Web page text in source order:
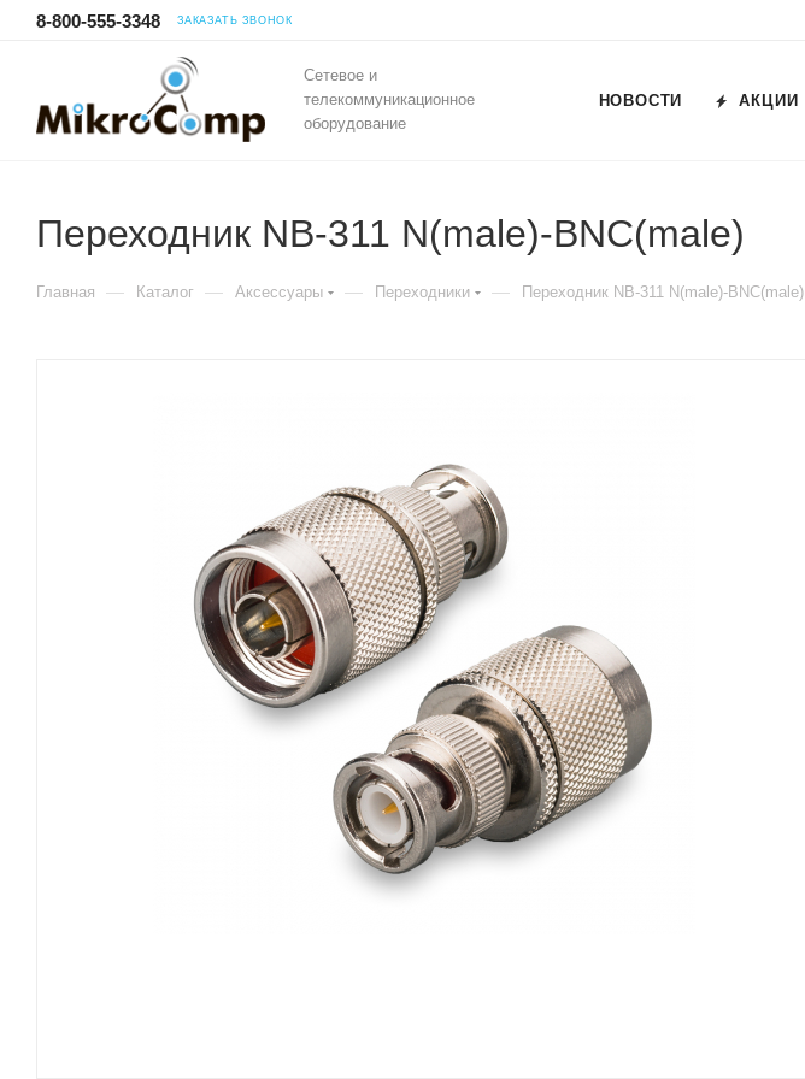
8-800-555-3348 ЗАКАЗАТЬ ЗВОНОК
Сетевое и
телекоммуникационное
оборудование
НОВОСТИ АКЦИИ
Переходник NB-311 N(male)-BNC(male)
Главная — Каталог — Аксессуары — Переходники — Переходник NB-311 N(male)-BNC(male)